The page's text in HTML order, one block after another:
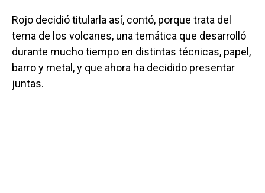
Rojo decidió titularla así, contó, porque trata del
tema de los volcanes, una temática que desarrolló
durante mucho tiempo en distintas técnicas, papel,
barro y metal, y que ahora ha decidido presentar
juntas.